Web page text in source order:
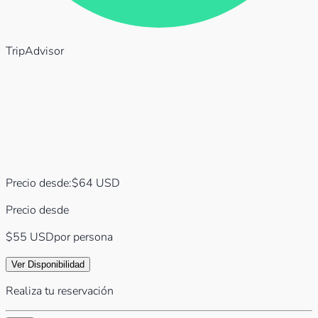
Precio desde:$64 USD
Precio desde
$55 USDpor persona
Ver Disponibilidad
Realiza tu reservación